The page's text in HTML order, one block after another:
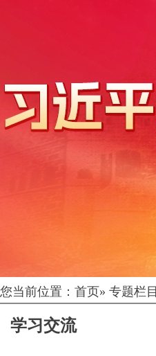
您当前位置： 首页» 专题栏目
学习交流